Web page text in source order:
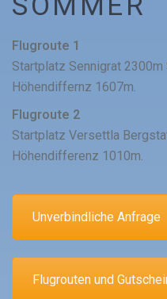
Flugroute 1
Startplatz Sennigrat 2300m
Höhendiffernz 1607m.
Flugroute 2
Startplatz Versettla
Höhendifferenz 1010m.
Unverbindliche Anfrage
Flugrouten und